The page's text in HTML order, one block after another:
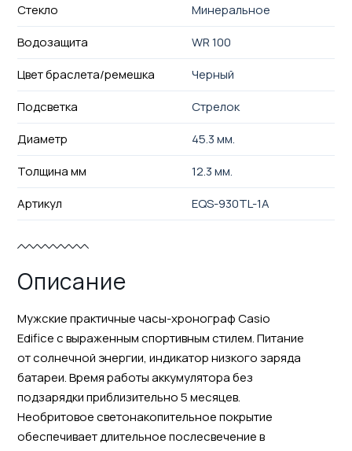
Стекло
Минеральное
Водозащита
WR 100
Цвет браслета/ремешка
Черный
Подсветка
Стрелок
Диаметр
45.3 мм.
Толщина мм
12.3 мм.
Артикул
EQS-930TL-1A
Описание
Мужские практичные часы-хронограф Casio
Edifice с выраженным спортивным стилем. Питание
от солнечной энергии, индикатор низкого заряда
батареи. Время работы аккумулятора без
подзарядки приблизительно 5 месяцев.
Необритовое светонакопительное покрытие
обеспечивает длительное послесвечение в